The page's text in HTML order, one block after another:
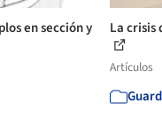
en sección y
La crisis
Artículos